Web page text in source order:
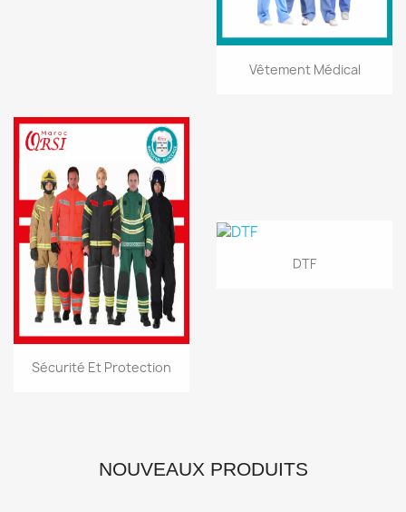
Vêtement Médical
Sécurité Et Protection
DTF
NOUVEAUX PRODUITS